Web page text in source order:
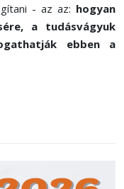
- az az: hogyan
a tudásvágyuk
ebben a